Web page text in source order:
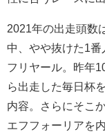
2021年の出走頭数
中、やや抜けた1
フリヤール。昨年
ら出走した毎日杯
内容。さらにそこ
エフフォーリアを